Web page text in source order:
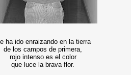
ha ido enraizando en la tierra
de los campos de primera,
rojo intenso es el color
que luce la brava flor.